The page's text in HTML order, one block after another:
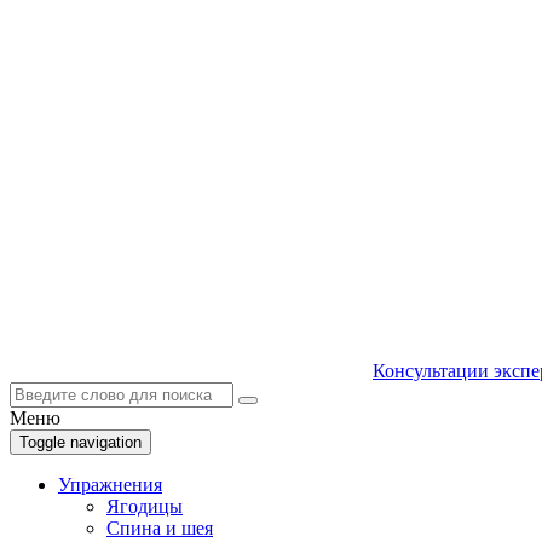
Консультации
Меню
Toggle navigation
Упражнения
Ягодицы
Спина и шея